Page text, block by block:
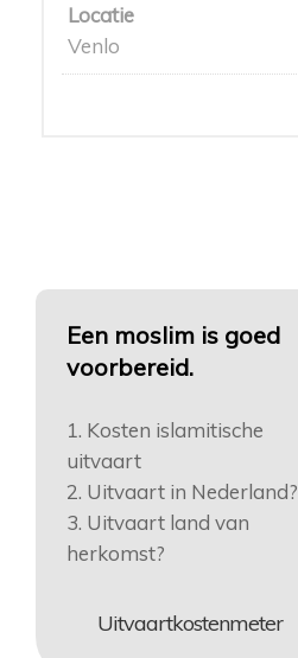
Locatie
Venlo
Een moslim is goed
voorbereid.
1. Kosten islamitische
uitvaart
2. Uitvaart in Nederland?
3. Uitvaart land van
herkomst?
Uitvaartkostenmeter